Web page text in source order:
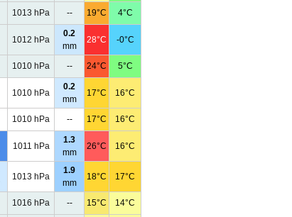
1013 hPa -- 19°C 4°C
1012 hPa
0.2
mm
28°C -0°C
1010 hPa -- 24°C 5°C
1010 hPa
0.2
mm
17°C 16°C
1010 hPa -- 17°C 16°C
1011 hPa
1.3
mm
26°C 16°C
1013 hPa
1.9
mm
18°C 17°C
1016 hPa -- 15°C 14°C